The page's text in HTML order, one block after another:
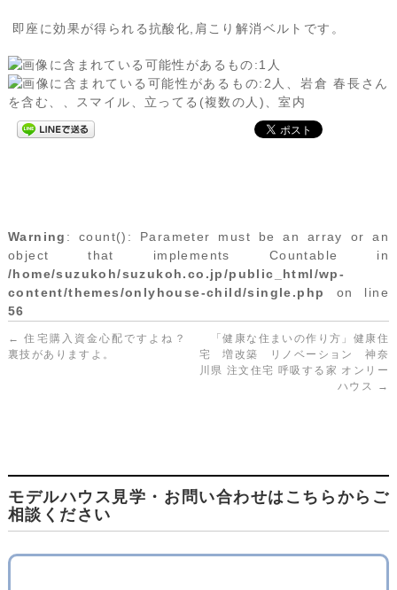
即座に効果が得られる抗酸化,肩こり解消ベルトです。
Warning : count(): Parameter must be an array or an
object that implements Countable in
/home/suzukoh/suzukoh.co.jp/public_html/wp-
content/themes/onlyhouse-child/single.php
on line
56
← 住宅購入資金心配ですよね？
裏技がありますよ。
「健康な住まいの作り方」健康住
宅 増改築 リノベーション 神奈
川県 注文住宅 呼吸する家 オンリー
ハウス
→
モデルハウス見学・お問い合わせはこちらからご
相談ください